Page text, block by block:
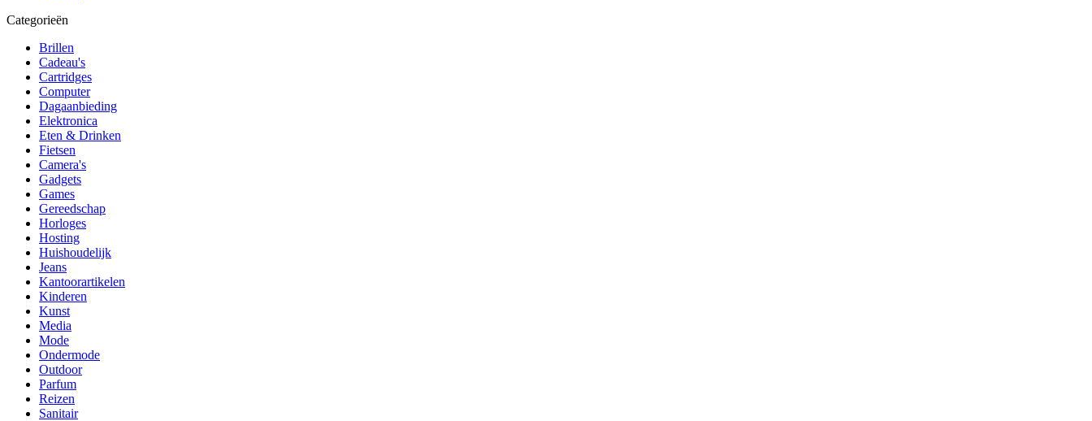
Categorieën
Brillen
Cadeau's
Cartridges
Computer
Dagaanbieding
Elektronica
Eten & Drinken
Fietsen
Camera's
Gadgets
Games
Gereedschap
Horloges
Hosting
Huishoudelijk
Jeans
Kantoorartikelen
Kinderen
Kunst
Media
Mode
Ondermode
Outdoor
Parfum
Reizen
Sanitair